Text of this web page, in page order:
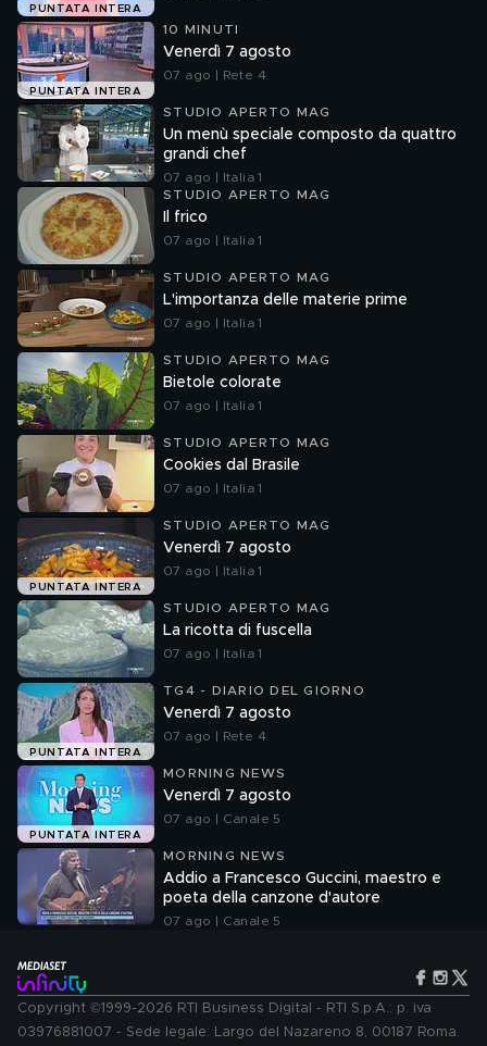
PUNTATA INTERA
PUNTATA INTERA
10 MINUTI
Venerdì 7 agosto
07 ago | Rete 4
STUDIO APERTO MAG
Un menù speciale composto da quattro
grandi chef
07 ago | Italia 1
STUDIO APERTO MAG
Il frico
07 ago | Italia 1
STUDIO APERTO MAG
L'importanza delle materie prime
07 ago | Italia 1
STUDIO APERTO MAG
Bietole colorate
07 ago | Italia 1
STUDIO APERTO MAG
Cookies dal Brasile
07 ago | Italia 1
PUNTATA INTERA
STUDIO APERTO MAG
Venerdì 7 agosto
07 ago | Italia 1
STUDIO APERTO MAG
La ricotta di fuscella
07 ago | Italia 1
PUNTATA INTERA
TG4 - DIARIO DEL GIORNO
Venerdì 7 agosto
07 ago | Rete 4
PUNTATA INTERA
MORNING NEWS
Venerdì 7 agosto
07 ago | Canale 5
MORNING NEWS
Addio a Francesco Guccini, maestro e
poeta della canzone d'autore
07 ago | Canale 5
Copyright ©1999-2026 RTI Business Digital - RTI S.p.A.: p. iva
03976881007 - Sede legale: Largo del Nazareno 8, 00187 Roma.